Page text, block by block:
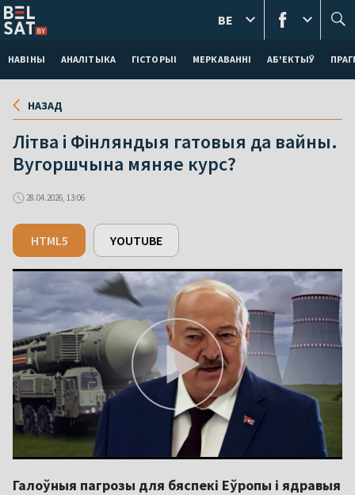
НАВІНЫ АНАЛІТЫКА ГІСТОРЫІ МЕРКАВАННI АБ'ЕКТЫЎ
BE
НАЗАД
Літва і Фінляндыя гатовыя да вайны.
Вугоршчына мяняе курс?
28.04.2026, 13:06
HTML5 YOUTUBE
Галоўныя пагрозы для бяспекі Еўропы і ядравыя